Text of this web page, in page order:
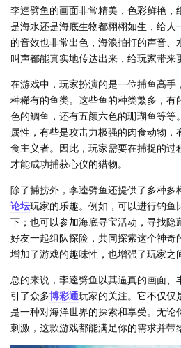
李逵劈鱼的画面非常精美，色彩鲜艳，
是海水还是海底生物都栩栩如生，给人
的音效也非常出色，海浪拍打的声音、
叫声都能真实地传达出来，给玩家带来
在游戏中，玩家扮演的是一位捕鱼高手
种稀有的鱼类。这些鱼的种类繁多，有
色的鲷鱼，还有五颜六色的珊瑚鱼等等
属性，有些是攻击力极强的肉食动物
食主义者。因此，玩家需要在捕捉的过
才能成功捕获心仪的猎物。
除了捕捞外，李逵劈鱼还提供了多种多
论坛玩家的乐趣。例如，可以进行钓鱼
下；也可以参加海底寻宝活动，寻找隐
好友一起组队探险，共同探索这个神奇
增加了游戏的趣味性，也增强了玩家之
总的来说，李逵劈鱼以其逼真的画面、
引了众多博彩通玩家的关注。它不仅仅
是一种对海洋世界的探索和享受。无论
刺激，这款游戏都能满足你的需求并带